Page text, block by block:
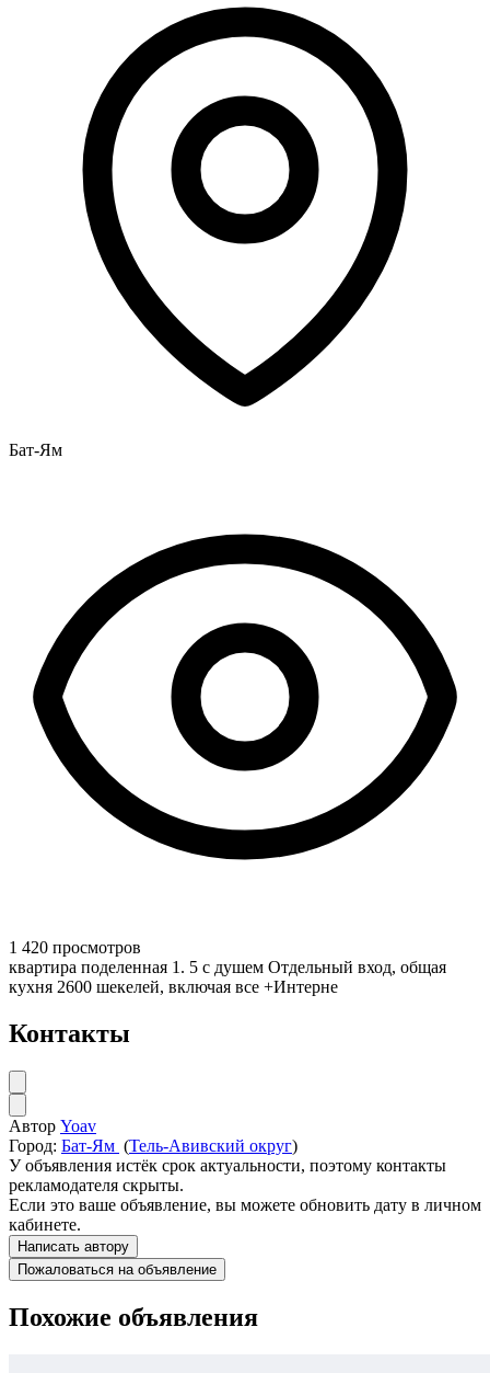
Бат-Ям
1 420 просмотров
квартира поделенная 1. 5 с душем Отдельный вход, общая
кухня 2600 шекелей, включая все +Интерне
Контакты
Автор Yoav
Город: Бат-Ям (Тель-Авивский округ)
У объявления истёк срок актуальности, поэтому контакты
рекламодателя скрыты.
Если это ваше объявление, вы можете обновить дату в личном
кабинете.
Написать автору
Пожаловаться на объявление
Похожие объявления